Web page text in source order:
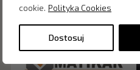
cookie. Polityka Cookies
Dostosuj